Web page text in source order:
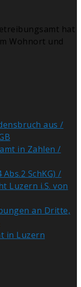
hat
Wohnort und
aus /
in Zahlen /
SchKG) /
Luzern i.S. von
an Dritte,
in Luzern